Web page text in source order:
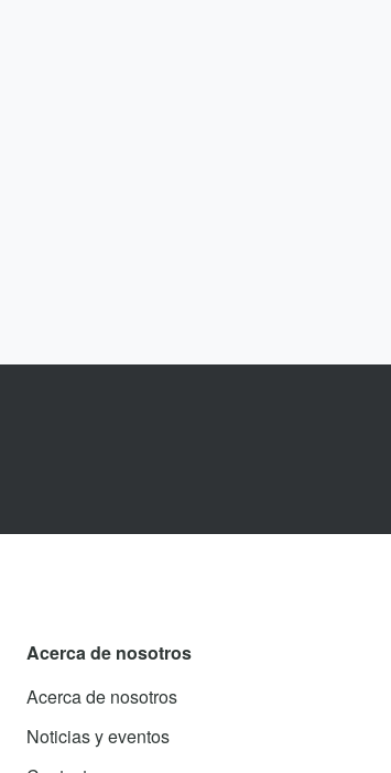
Acerca de nosotros
Acerca de nosotros
Noticias y eventos